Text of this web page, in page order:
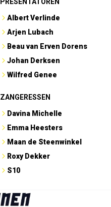
PRESENTATOREN
Albert Verlinde
Arjen Lubach
Beau van Erven Dorens
Johan Derksen
Wilfred Genee
ZANGERESSEN
Davina Michelle
Emma Heesters
Maan de Steenwinkel
Roxy Dekker
S10